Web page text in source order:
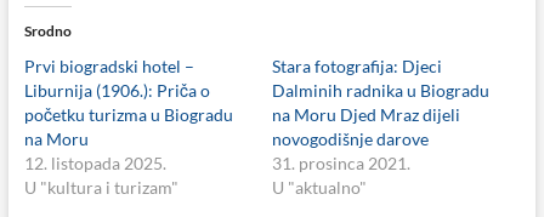
Srodno
Prvi biogradski hotel –
Liburnija (1906.): Priča o
početku turizma u Biogradu
na Moru
12. listopada 2025.
U "kultura i turizam"
Stara fotografija: Djeci
Dalminih radnika u Biogradu
na Moru Djed Mraz dijeli
novogodišnje darove
31. prosinca 2021.
U "aktualno"